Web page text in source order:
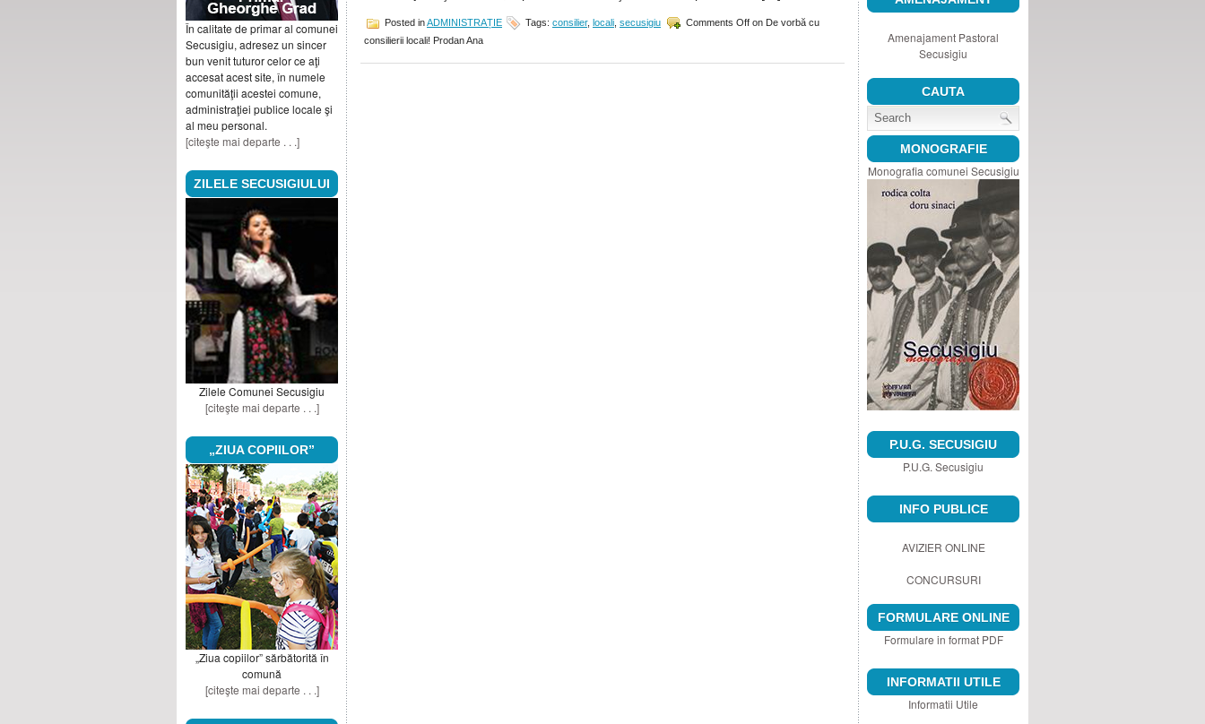
În calitate de primar al comunei
Secusigiu, adresez un sincer
bun venit tuturor celor ce aţi
accesat acest site, în numele
comunităţii acestei comune,
administraţiei publice locale şi
al meu personal.
[citeşte mai departe . . .]
ZILELE SECUSIGIULUI
Zilele Comunei Secusigiu
[citeşte mai departe . . .]
„ZIUA COPIILOR”
„Ziua copiilor” sărbătorită în
comună
[citeşte mai departe . . .]
Posted inADMINISTRAȚIE Tags: consilier, locali secusigiu Comments Off on De vorbă cu
consilierii locali! Prodan Ana
Amenajament Pastoral
Secusigiu
CAUTA
MONOGRAFIE
Monografia comunei Secusigiu
P.U.G. SECUSIGIU
P.U.G. Secusigiu
INFO PUBLICE
AVIZIER ONLINE
CONCURSURI
FORMULARE ONLINE
Formulare in format PDF
INFORMATII UTILE
Informatii Utile